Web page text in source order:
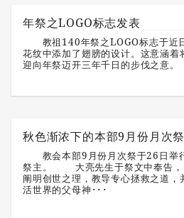
年祭之LOGO标志发表
教祖140年祭之LOGO标志于
花纹中添加了翅膀的设计。这意涵着
迎向年祭迈开三年千日的步伐之意
秋色渐浓下的本部9月份月次祭
教会本部9月份月次祭于26日举
祭主。 大亮先生于祭文中奉告，
阐明创世之理，教导专心拯救之道，
活世界的父母神･･･